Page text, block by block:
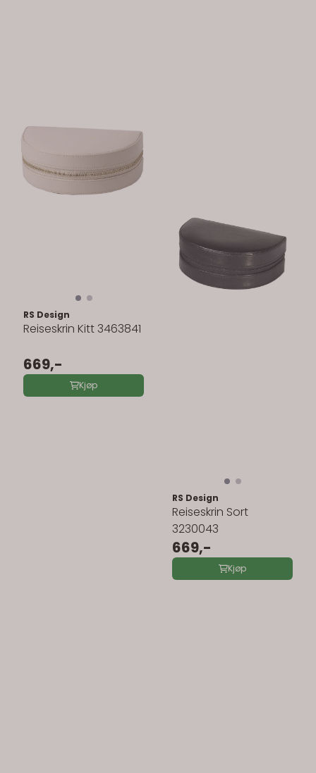
RS Design
Reiseskrin Kitt 3463841
669,-
Kjøp
RS Design
Reiseskrin Sort
3230043
669,-
Kjøp